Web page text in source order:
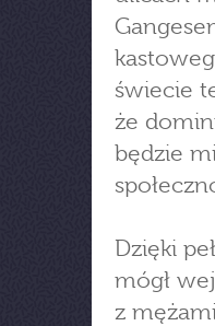
świecie
że
będzie
Dzięki
mógł
z